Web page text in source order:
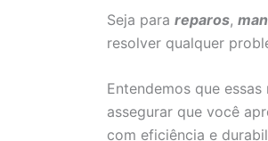
Seja para reparos,
resolver qualquer
Entendemos que
assegurar que você
com eficiência e